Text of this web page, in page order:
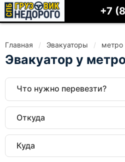
+7
Главная Эвакуаторы метро
Эвакуатор у
Что нужно перевезти?